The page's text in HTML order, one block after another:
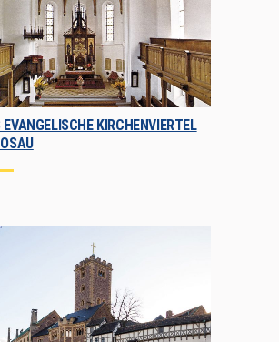
EVANGELISCHE KIRCHENVIERTEL